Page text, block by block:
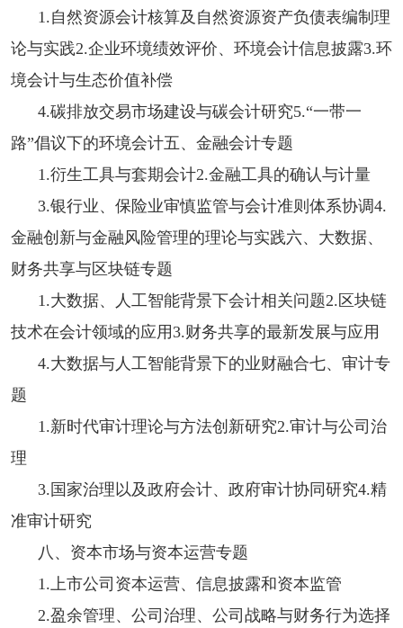
1.自然资源会计核算及自然资源资产负债表编制理
论与实践2.企业环境绩效评价、环境会计信息披露3.环
境会计与生态价值补偿
4.碳排放交易市场建设与碳会计研究5.“一带一
路”倡议下的环境会计五、金融会计专题
1.衍生工具与套期会计2.金融工具的确认与计量
3.银行业、保险业审慎监管与会计准则体系协调4.
金融创新与金融风险管理的理论与实践六、大数据、
财务共享与区块链专题
1.大数据、人工智能背景下会计相关问题2.区块链
技术在会计领域的应用3.财务共享的最新发展与应用
4.大数据与人工智能背景下的业财融合七、审计专
题
1.新时代审计理论与方法创新研究2.审计与公司治
理
3.国家治理以及政府会计、政府审计协同研究4.精
准审计研究
八、资本市场与资本运营专题
1.上市公司资本运营、信息披露和资本监管
2.盈余管理、公司治理、公司战略与财务行为选择